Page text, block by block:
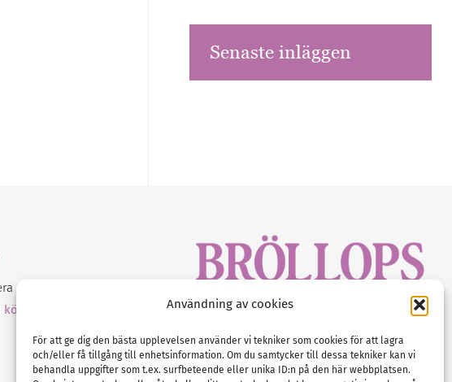
Användning av cookies
För att ge dig den bästa upplevelsen använder vi tekniker som cookies för att lagra
och/eller få tillgång till enhetsinformation. Om du samtycker till dessa tekniker kan vi
behandla uppgifter som t.ex. surfbeteende eller unika ID:n på den här webbplatsen.
Senaste inläggen
på vårt
köpa Bröllopsmagasinet
Tel :0522-68 11 90
E-post:info@nordicbridalmedia.com